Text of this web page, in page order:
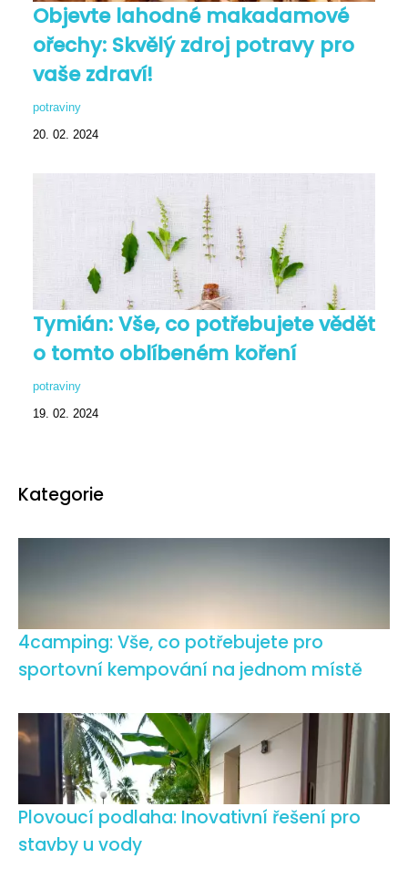
Objevte lahodné makadamové
ořechy: Skvělý zdroj potravy pro
vaše zdraví!
potraviny
20. 02. 2024
Tymián: Vše, co potřebujete vědět
o tomto oblíbeném koření
potraviny
19. 02. 2024
Kategorie
4camping: Vše, co potřebujete pro
sportovní kempování na jednom místě
Plovoucí podlaha: Inovativní řešení pro
stavby u vody